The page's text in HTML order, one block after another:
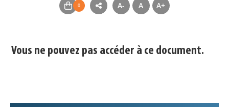
A- A A+
Vous ne pouvez pas accéder à ce document.
Appels à projets
Déposer une actu !